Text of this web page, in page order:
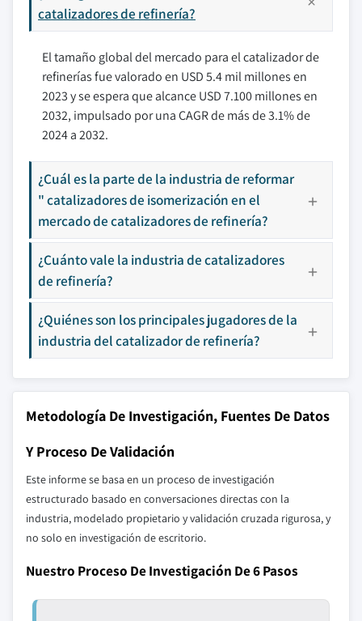
catalizadores de refinería?
El tamaño global del mercado para el catalizador de
refinerías fue valorado en USD 5.4 mil millones en
2023 y se espera que alcance USD 7.100 millones en
2032, impulsado por una CAGR de más de 3.1% de
2024 a 2032.
¿Cuál es la parte de la industria de reformar
" catalizadores de isomerización en el
mercado de catalizadores de refinería?
¿Cuánto vale la industria de catalizadores
de refinería?
¿Quiénes son los principales jugadores de la
industria del catalizador de refinería?
Metodología De Investigación, Fuentes De Datos
Y Proceso De Validación
Este informe se basa en un proceso de investigación
estructurado basado en conversaciones directas con la
industria, modelado propietario y validación cruzada rigurosa, y
no solo en investigación de escritorio.
Nuestro Proceso De Investigación De 6 Pasos